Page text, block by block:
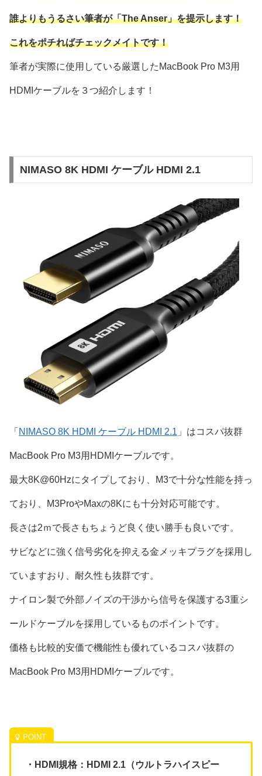
誰よりもうるさい筆者が「The Anser」を提示します！
これをポチればチェックメイトです！
筆者が実際に使用している厳選したMacBook Pro M3用
HDMIケーブルを３つ紹介します！
NIMASO 8K HDMI ケーブル HDMI 2.1
「 NIMASO 8K HDMI ケーブル HDMI 2.1 」はコスパ抜群
MacBook Pro M3用HDMIケーブルです。
最大8K@60Hzにタイプしており、M3で十分な性能を持っ
ており、M3ProやMaxの8Kにも十分対応可能です。
長さは2ｍで長さもちょうど良く使い勝手も良いです。
サビなどに強く信号劣化を抑える金メッキプラグを採用し
ていますおり、耐久性も抜群です。
ナイロン製で外部ノイズの干渉から信号を保護する3重シ
ールドケーブルを採用しているものポイントです。
価格も比較的安価で機能性も優れているコスパ抜群の
MacBook Pro M3用HDMIケーブルです。
・HDMI規格：HDMI 2.1（ウルトラハイスピー